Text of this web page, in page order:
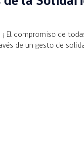
El compromiso de
de un gesto de